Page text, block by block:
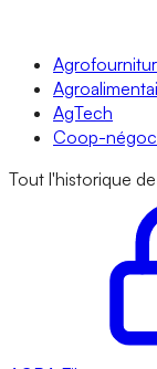
AgTech
Coop-
Tout l'historique